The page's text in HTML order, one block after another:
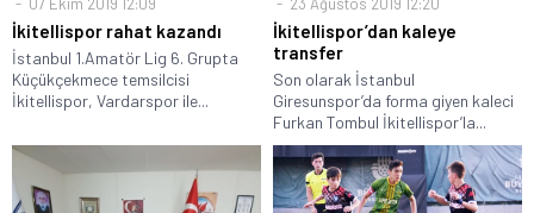
İkitellispor rahat kazandı
İstanbul 1.Amatör Lig 6. Grupta
Küçükçekmece temsilcisi
İkitellispor, Vardarspor ile...
İkitellispor’dan kaleye
transfer
Son olarak İstanbul
Giresunspor’da forma giyen kaleci
Furkan Tombul İkitellispor’la...